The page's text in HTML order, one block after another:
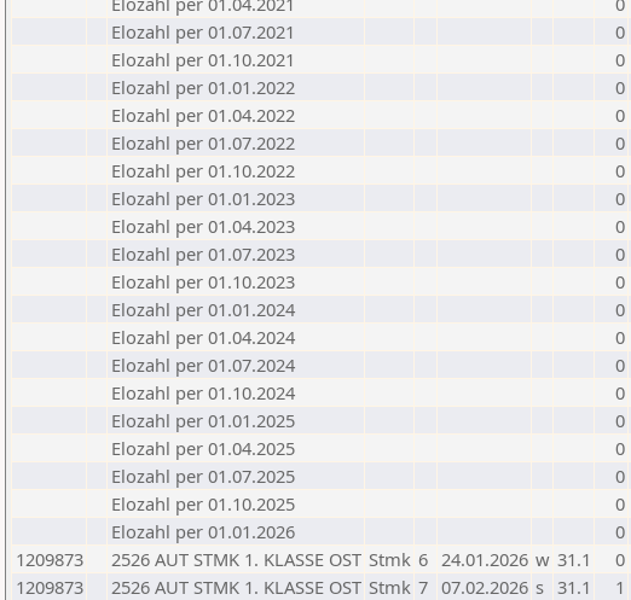
Elozahl per 01.07.2021
0
Elozahl per 01.10.2021
0
Elozahl per 01.01.2022
0
Elozahl per 01.04.2022
0
Elozahl per 01.07.2022
0
Elozahl per 01.10.2022
0
Elozahl per 01.01.2023
0
Elozahl per 01.04.2023
0
Elozahl per 01.07.2023
0
Elozahl per 01.10.2023
0
Elozahl per 01.01.2024
0
Elozahl per 01.04.2024
0
Elozahl per 01.07.2024
0
Elozahl per 01.10.2024
0
Elozahl per 01.01.2025
0
Elozahl per 01.04.2025
0
Elozahl per 01.07.2025
0
Elozahl per 01.10.2025
0
Elozahl per 01.01.2026
0
1209873
2526 AUT STMK 1. KLASSE OST Stmk 6 24.01.2026 w 31.1 0
1209873
2526 AUT STMK 1. KLASSE OST Stmk 7 07.02.2026 s 31.1 1